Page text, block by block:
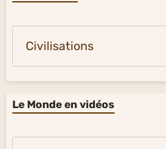
Civilisations
Le Monde en vidéos